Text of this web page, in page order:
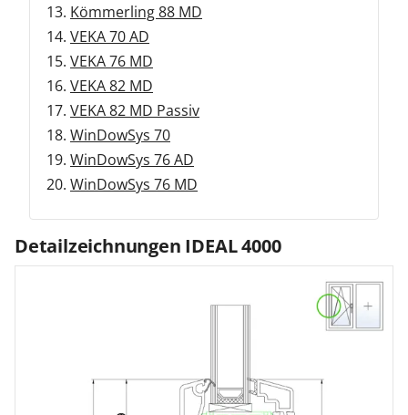
Kömmerling 88 MD
VEKA 70 AD
VEKA 76 MD
VEKA 82 MD
VEKA 82 MD Passiv
WinDowSys 70
WinDowSys 76 AD
WinDowSys 76 MD
Detailzeichnungen IDEAL 4000